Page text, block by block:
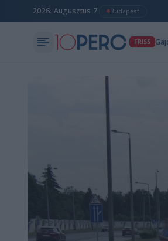
2026. Augusztus 7. Budapest
FRISS